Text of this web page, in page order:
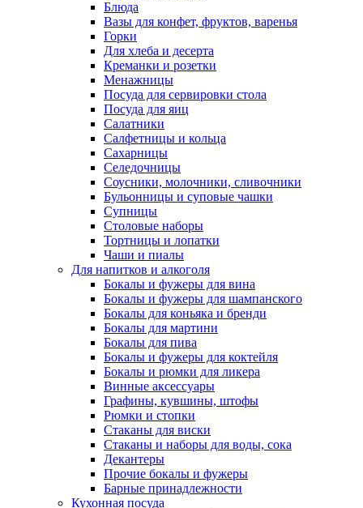
Блюда
Вазы для конфет, фруктов, варенья
Горки
Для хлеба и десерта
Креманки и розетки
Менажницы
Посуда для сервировки стола
Посуда для яиц
Салатники
Салфетницы и кольца
Сахарницы
Селедочницы
Соусники, молочники, сливочники
Бульонницы и суповые чашки
Супницы
Столовые наборы
Тортницы и лопатки
Чаши и пиалы
Для напитков и алкоголя
Бокалы и фужеры для вина
Бокалы и фужеры для шампанского
Бокалы для коньяка и бренди
Бокалы для мартини
Бокалы для пива
Бокалы и фужеры для коктейля
Бокалы и рюмки для ликера
Винные аксессуары
Графины, кувшины, штофы
Рюмки и стопки
Стаканы для виски
Стаканы и наборы для воды, сока
Декантеры
Прочие бокалы и фужеры
Барные принадлежности
Кухонная посуда